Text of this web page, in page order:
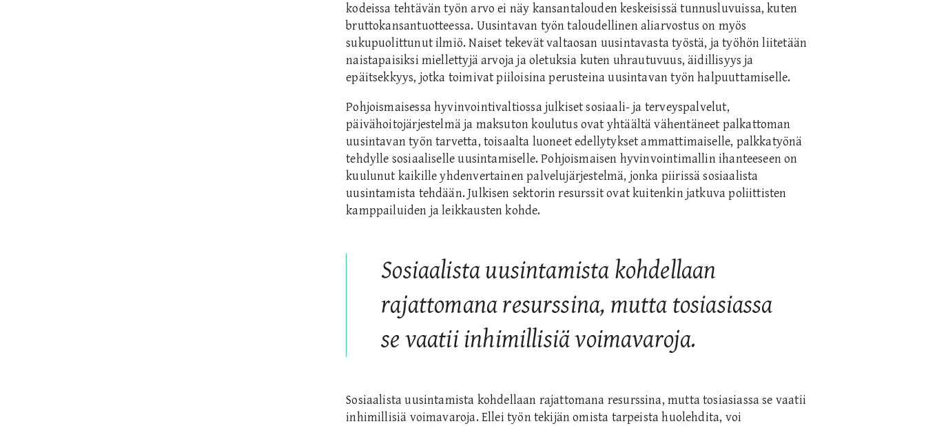
kodeissa tehtävän työn arvo ei näy kansantalouden keskeisissä tunnusluvuissa, kuten
bruttokansantuotteessa. Uusintavan työn taloudellinen aliarvostus on myös
sukupuolittunut ilmiö. Naiset tekevät valtaosan uusintavasta työstä, ja työhön liitetään
naistapaisiksi miellettyjä arvoja ja oletuksia kuten uhrautuvuus, äidillisyys ja
epäitsekkyys, jotka toimivat piiloisina perusteina uusintavan työn halpuuttamiselle.
Pohjoismaisessa hyvinvointivaltiossa julkiset sosiaali- ja terveyspalvelut,
päivähoitojärjestelmä ja maksuton koulutus ovat yhtäältä vähentäneet palkattoman
uusintavan työn tarvetta, toisaalta luoneet edellytykset ammattimaiselle, palkkatyönä
tehdylle sosiaaliselle uusintamiselle. Pohjoismaisen hyvinvointimallin ihanteeseen on
kuulunut kaikille yhdenvertainen palvelujärjestelmä, jonka piirissä sosiaalista
uusintamista tehdään. Julkisen sektorin resurssit ovat kuitenkin jatkuva poliittisten
kamppailuiden ja leikkausten kohde.
Sosiaalista uusintamista kohdellaan
rajattomana resurssina, mutta tosiasiassa
se vaatii inhimillisiä voimavaroja.
Sosiaalista uusintamista kohdellaan rajattomana resurssina, mutta tosiasiassa se vaatii
inhimillisiä voimavaroja. Ellei työn tekijän omista tarpeista huolehdita, voi